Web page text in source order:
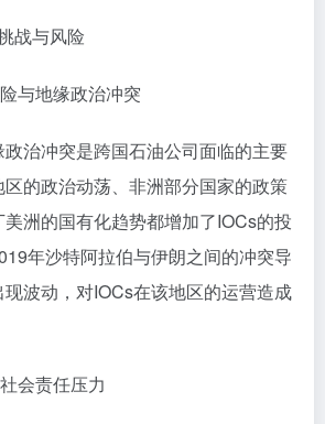
战与风险
与地缘政治冲突
治冲突是跨国石油公司面临的主要
的政治动荡、非洲部分国家的政策
洲的国有化趋势都增加了IOCs的投
年沙特阿拉伯与伊朗之间的冲突导
波动，对IOCs在该地区的运营造成
会责任压力